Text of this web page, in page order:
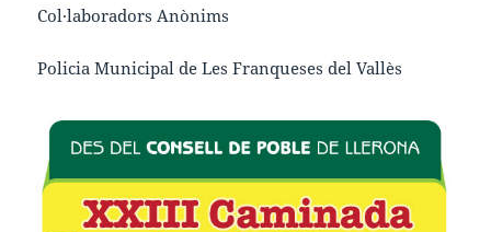
Col·laboradors Anònims
Policia Municipal de Les Franqueses del Vallès